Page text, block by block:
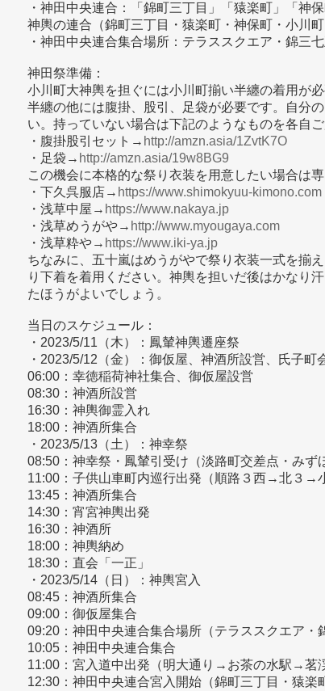
・神田中央連合：「錦町三丁目」「猿楽町」「神
神輿の連合（錦町三丁目・猿楽町・神保町・小川町
・神田中央連合集合場所：テラススクエア・錦三
神田祭準備：
小川町大神輿を担ぐには小川町揃い半纏の着用が必
半纏の他には腹掛、股引、足袋が必要です。自分
い。持っていない場合は下記のようなものを各自ご
・腹掛股引セット→ http://amzn.asia/1ZvtK7O
・足袋→ http://amzn.asia/19w8BG9
この機会に本格的な祭り衣装を用意したい場合は
・下久呉服店→ https://www.shimokyuu-kimono.com
・浅草中屋→ https://www.nakaya.jp
・浅草めうがや→ http://www.myougaya.com
・浅草粋や→ https://www.iki-ya.jp
ちなみに、五十嵐はめうがやで祭り衣装一式を揃
り下着を着用ください。神輿を担いだ後はかなり
たほうがよいでしょう。
当日のスケジュール：
・2023/5/11（木）：鳳輦神輿遷座祭
・2023/5/12（金）：御仮屋、神酒所設営、氏子町
06:00：幸徳稲荷神社集合、御仮屋設営
08:30：神酒所設営
16:30：神輿御霊入れ
18:00：神酒所集合
・2023/5/13（土）：神幸祭
08:50：神幸祭・鳳輦引受け（淡路町交差点・みず
11:00：子供山車町内巡行出発（順路３西→北３→
13:45：神酒所集合
14:30：宵宮神輿出発
16:30：神酒所
18:00：神輿納め
18:30：直会「一正」
・2023/5/14（日）：神輿宮入
08:45：神酒所集合
09:00：御仮屋集合
09:20：神田中央連合集合場所（テラススクエア・
10:05：神田中央連合集合
11:00：宮入道中出発（明大通り→お茶の水駅→茗
12:30：神田中央連合宮入開始（錦町三丁目・猿楽